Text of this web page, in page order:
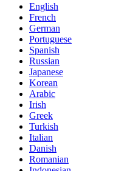
English
French
German
Portuguese
Spanish
Russian
Japanese
Korean
Arabic
Irish
Greek
Turkish
Italian
Danish
Romanian